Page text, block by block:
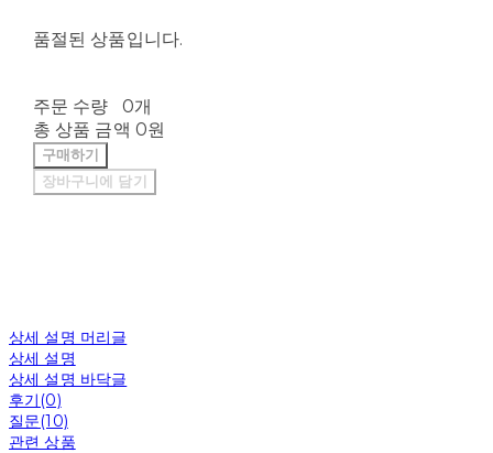
품절된 상품입니다.
주문 수량
0개
총 상품 금액 0원
구매하기
장바구니에 담기
상세 설명 머리글
상세 설명
상세 설명 바닥글
후기(0)
질문(10)
관련 상품